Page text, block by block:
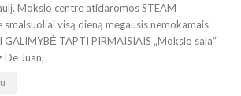
Mokslo centre atidaromos STEAM
visą dieną mėgausis nemokamais
GALIMYBĖ TAPTI PIRMAISIAIS „Mokslo sala“
De Juan,